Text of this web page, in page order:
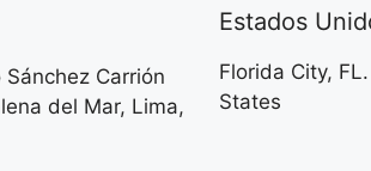
Sánchez Carrión
del Mar, Lima,
Estados
Florida City,
States